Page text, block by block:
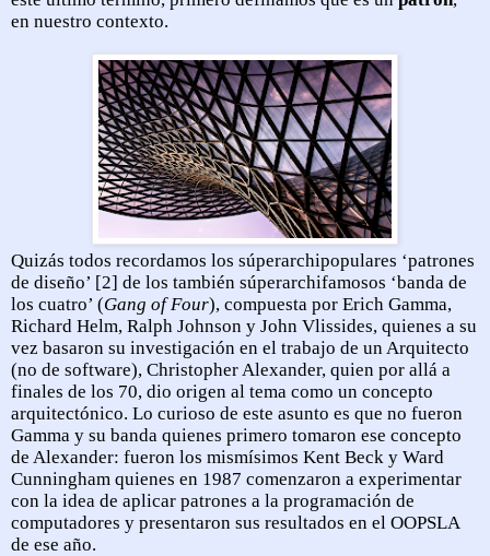
en nuestro contexto.
Quizás todos recordamos los súperarchipopulares ‘patrones
de diseño’ [2] de los también súperarchifamosos ‘banda de
los cuatro’ (Gang of Four), compuesta por Erich Gamma,
Richard Helm, Ralph Johnson y John Vlissides, quienes a su
vez basaron su investigación en el trabajo de un Arquitecto
(no de software), Christopher Alexander, quien por allá a
finales de los 70, dio origen al tema como un concepto
arquitectónico. Lo curioso de este asunto es que no fueron
Gamma y su banda quienes primero tomaron ese concepto
de Alexander: fueron los mismísimos Kent Beck y Ward
Cunningham quienes en 1987 comenzaron a experimentar
con la idea de aplicar patrones a la programación de
computadores y presentaron sus resultados en el OOPSLA
de ese año.